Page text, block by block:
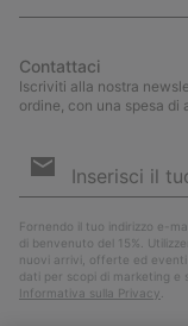
Contattaci
Iscriviti alla nostra
ordine, con una spesa di
e-
Fornendo il tuo indirizzo e-
di benvenuto del 15%.
nuovi arrivi, offerte ed
dati per scopi di marketing e
Informativa sulla Privacy